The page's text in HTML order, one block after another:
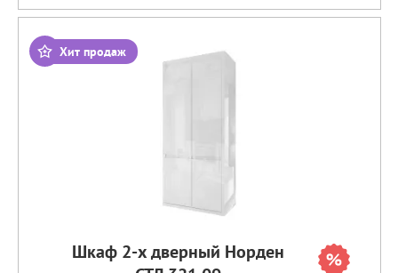
Хит продаж
Шкаф 2-х дверный Норден